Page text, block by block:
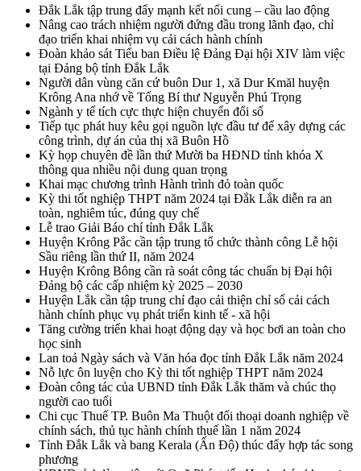
Đắk Lắk tập trung đẩy mạnh kết nối cung – cầu lao động
Nâng cao trách nhiệm người đứng đầu trong lãnh đạo, chỉ
đạo triển khai nhiệm vụ cải cách hành chính
Đoàn khảo sát Tiểu ban Điều lệ Đảng Đại hội XIV làm việc
tại Đảng bộ tỉnh Đắk Lắk
Người dân vùng căn cứ buôn Dur 1, xã Dur Kmăl huyện
Krông Ana nhớ về Tổng Bí thư Nguyễn Phú Trọng
Ngành y tế tích cực thực hiện chuyển đổi số
Tiếp tục phát huy kêu gọi nguồn lực đầu tư để xây dựng các
công trình, dự án của thị xã Buôn Hồ
Kỳ họp chuyên đề lần thứ Mười ba HĐND tỉnh khóa X
thông qua nhiều nội dung quan trọng
Khai mạc chương trình Hành trình đỏ toàn quốc
Kỳ thi tốt nghiệp THPT năm 2024 tại Đắk Lắk diễn ra an
toàn, nghiêm túc, đúng quy chế
Lễ trao Giải Báo chí tỉnh Đắk Lắk
Huyện Krông Pắc cần tập trung tổ chức thành công Lễ hội
Sầu riêng lần thứ II, năm 2024
Huyện Krông Bông cần rà soát công tác chuẩn bị Đại hội
Đảng bộ các cấp nhiệm kỳ 2025 – 2030
Huyện Lắk cần tập trung chỉ đạo cải thiện chỉ số cải cách
hành chính phục vụ phát triển kinh tế - xã hội
Tăng cường triển khai hoạt động dạy và học bơi an toàn cho
học sinh
Lan toả Ngày sách và Văn hóa đọc tỉnh Đắk Lắk năm 2024
Nỗ lực ôn luyện cho Kỳ thi tốt nghiệp THPT năm 2024
Đoàn công tác của UBND tỉnh Đắk Lắk thăm và chúc thọ
người cao tuổi
Chi cục Thuế TP. Buôn Ma Thuột đối thoại doanh nghiệp về
chính sách, thủ tục hành chính thuế lần 1 năm 2024
Tỉnh Đắk Lắk và bang Kerala (Ấn Độ) thúc đẩy hợp tác song
phương